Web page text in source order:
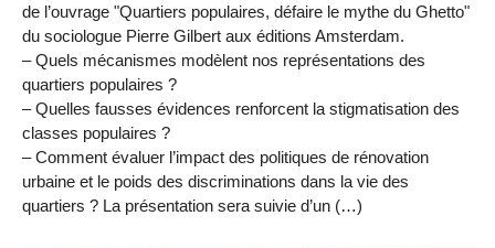
de l’ouvrage "Quartiers populaires, défaire le mythe du Ghetto"
du sociologue Pierre Gilbert aux éditions Amsterdam.
– Quels mécanismes modèlent nos représentations des
quartiers populaires ?
– Quelles fausses évidences renforcent la stigmatisation des
classes populaires ?
– Comment évaluer l’impact des politiques de rénovation
urbaine et le poids des discriminations dans la vie des
quartiers ? La présentation sera suivie d’un (…)